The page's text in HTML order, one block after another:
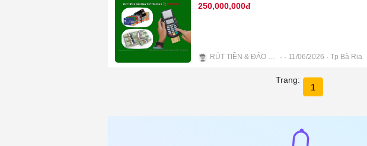
250,000,000đ
RÚT TIỀN & ĐÁO HẠN THẺ TÍN DỤNG BRVT 11/06/2026 Tp Bà Rịa
Trang:
1